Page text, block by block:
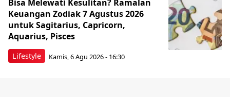
Lifestyle
Bisa Melewati Kesulitan? Ramalan
Keuangan Zodiak 7 Agustus 2026
untuk Sagitarius, Capricorn,
Aquarius, Pisces
Kamis, 6 Agu 2026 - 16:30